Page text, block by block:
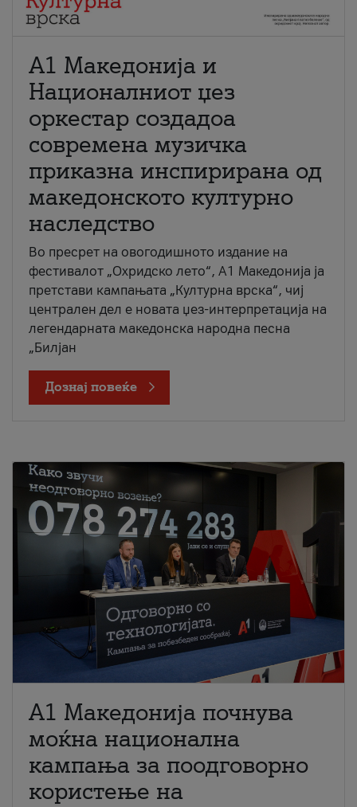
А1 Македонија и
Националниот џез
оркестар создадоа
современа музичка
приказна инспирирана од
македонското културно
наследство
Во пресрет на овогодишното издание на
фестивалот „Охридско лето“, А1 Македонија ја
претстави кампањата „Културна врска“, чиј
централен дел е новата џез-интерпретација на
легендарната македонска народна песна
„Билјан
Дознај повеќе
A1 Македонија почнува
моќна национална
кампања за поодговорно
користење на